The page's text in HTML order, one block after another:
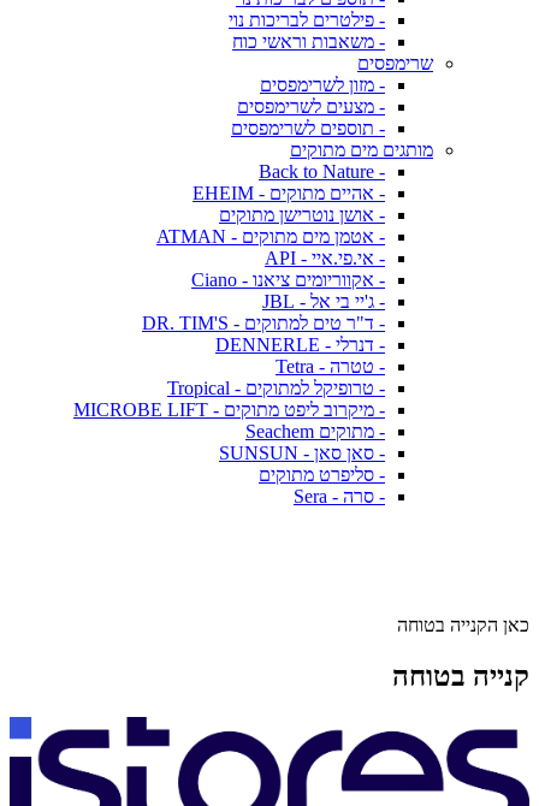
- פילטרים לבריכות נוי
- משאבות וראשי כוח
שרימפסים
- מזון לשרימפסים
- מצעים לשרימפסים
- תוספים לשרימפסים
מותגים מים מתוקים
- Back to Nature
- אהיים מתוקים - EHEIM
- אושן נוטרישן מתוקים
- אטמן מים מתוקים - ATMAN
- אי.פי.איי - API
- אקווריומים ציאנו - Ciano
- ג'יי בי אל - JBL
- ד"ר טים למתוקים - DR. TIM'S
- דנרלי - DENNERLE
- טטרה - Tetra
- טרופיקל למתוקים - Tropical
- מיקרוב ליפט מתוקים - MICROBE LIFT
- מתוקים Seachem
- סאן סאן - SUNSUN
- סליפרט מתוקים
- סרה - Sera
כאן הקנייה בטוחה
קנייה בטוחה